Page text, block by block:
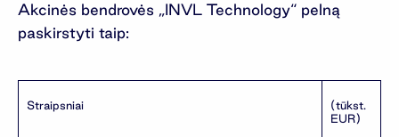
Akcinės bendrovės „INVL Technology“ pelną
paskirstyti taip:
Straipsniai
(tūkst.
EUR)